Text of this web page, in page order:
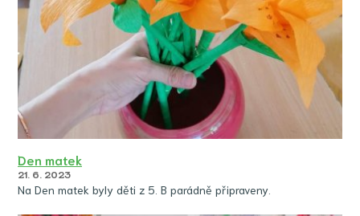
Den matek
21. 6. 2023
Na Den matek byly děti z 5. B parádně připraveny.